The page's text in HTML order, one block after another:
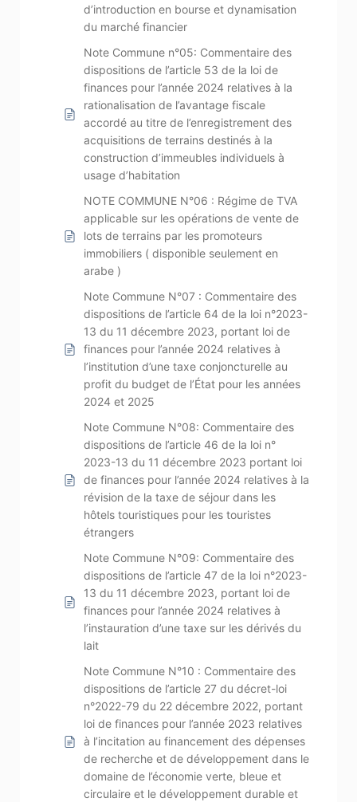
d’introduction en bourse et dynamisation
du marché financier
Note Commune n°05: Commentaire des
dispositions de l’article 53 de la loi de
finances pour l’année 2024 relatives à la
rationalisation de l’avantage fiscale
accordé au titre de l’enregistrement des
acquisitions de terrains destinés à la
construction d’immeubles individuels à
usage d’habitation
NOTE COMMUNE N°06 : Régime de TVA
applicable sur les opérations de vente de
lots de terrains par les promoteurs
immobiliers ( disponible seulement en
arabe )
Note Commune N°07 : Commentaire des
dispositions de l’article 64 de la loi n°2023-
13 du 11 décembre 2023, portant loi de
finances pour l’année 2024 relatives à
l’institution d’une taxe conjoncturelle au
profit du budget de l’État pour les années
2024 et 2025
Note Commune N°08: Commentaire des
dispositions de l’article 46 de la loi n°
2023-13 du 11 décembre 2023 portant loi
de finances pour l’année 2024 relatives à la
révision de la taxe de séjour dans les
hôtels touristiques pour les touristes
étrangers
Note Commune N°09: Commentaire des
dispositions de l’article 47 de la loi n°2023-
13 du 11 décembre 2023, portant loi de
finances pour l’année 2024 relatives à
l’instauration d’une taxe sur les dérivés du
lait
Note Commune N°10 : Commentaire des
dispositions de l’article 27 du décret-loi
n°2022-79 du 22 décembre 2022, portant
loi de finances pour l’année 2023 relatives
à l’incitation au financement des dépenses
de recherche et de développement dans le
domaine de l’économie verte, bleue et
circulaire et le développement durable et